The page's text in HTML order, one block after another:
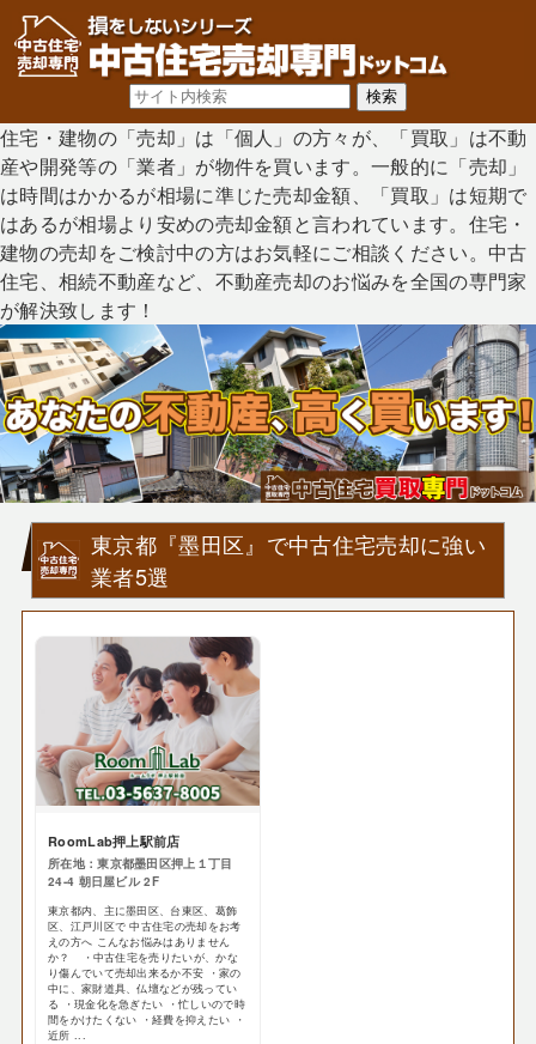
住宅・建物の「売却」は「個人」の方々が、「買取」は不動
産や開発等の「業者」が物件を買います。一般的に「売却」
は時間はかかるが相場に準じた売却金額、「買取」は短期で
はあるが相場より安めの売却金額と言われています。住宅・
建物の売却をご検討中の方はお気軽にご相談ください。中古
住宅、相続不動産など、不動産売却のお悩みを全国の専門家
が解決致します！
東京都『墨田区』で中古住宅売却に強い
業者5選
RoomLab押上駅前店
所在地：東京都墨田区押上１丁目
24-4 朝日屋ビル 2F
東京都内、主に墨田区、台東区、葛飾
区、江戸川区で 中古住宅の売却をお考
えの方へ こんなお悩みはありません
か？ ・中古住宅を売りたいが、かな
り傷んでいて売却出来るか不安 ・家の
中に、家財道具、仏壇などが残ってい
る ・現金化を急ぎたい ・忙しいので時
間をかけたくない ・経費を抑えたい ・
近所 ...